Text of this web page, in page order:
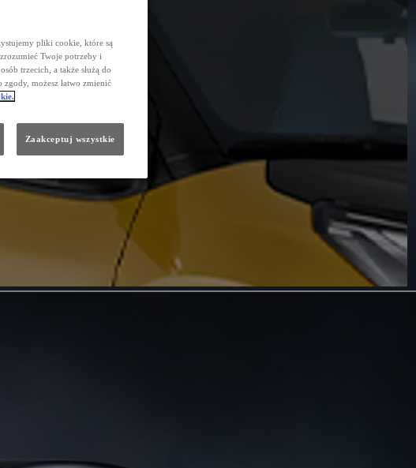
pliki cookie, które są
Twoje potrzeby i
trzecich, a także służą do
możesz łatwo zmienić
Zaakceptuj wszystkie